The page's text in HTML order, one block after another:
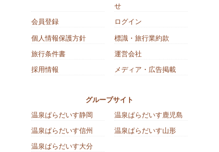
せ
会員登録
ログイン
個人情報保護方針
標識・旅行業約款
旅行条件書
運営会社
採用情報
メディア・広告掲載
グループサイト
温泉ぱらだいす静岡
温泉ぱらだいす鹿児島
温泉ぱらだいす信州
温泉ぱらだいす山形
温泉ぱらだいす大分